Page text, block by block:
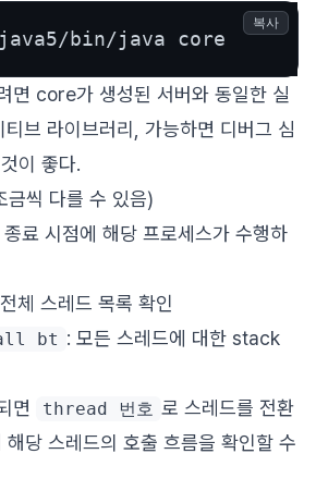
bin/java core
복사
면 core가 생성된 서버와 동일한 실
브 라이브러리, 가능하면 디버그 심
이 좋다.
금씩 다를 수 있음)
종료 시점에 해당 프로세스가 수행하
체 스레드 목록 확인
bt : 모든 스레드에 대한 stack
면
thread 번호 로 스레드를 전환
해당 스레드의 호출 흐름을 확인할 수